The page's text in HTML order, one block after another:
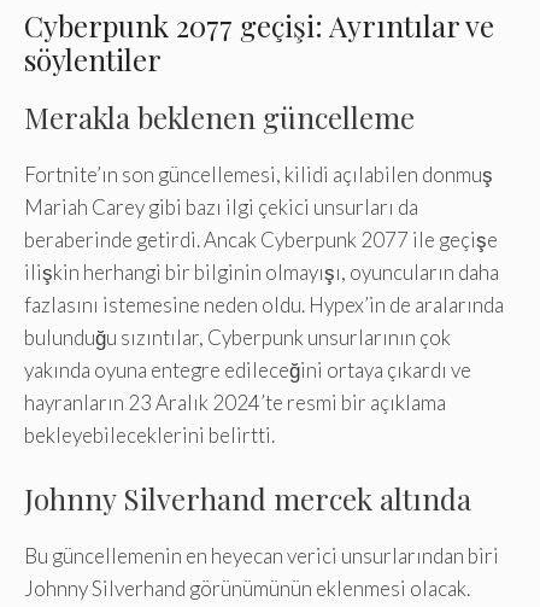
Cyberpunk 2077 geçişi: Ayrıntılar ve
söylentiler
Merakla beklenen güncelleme
Fortnite’ın son güncellemesi, kilidi açılabilen donmuş
Mariah Carey gibi bazı ilgi çekici unsurları da
beraberinde getirdi. Ancak Cyberpunk 2077 ile geçişe
ilişkin herhangi bir bilginin olmayışı, oyuncuların daha
fazlasını istemesine neden oldu. Hypex’in de aralarında
bulunduğu sızıntılar, Cyberpunk unsurlarının çok
yakında oyuna entegre edileceğini ortaya çıkardı ve
hayranların 23 Aralık 2024’te resmi bir açıklama
bekleyebileceklerini belirtti.
Johnny Silverhand mercek altında
Bu güncellemenin en heyecan verici unsurlarından biri
Johnny Silverhand görünümünün eklenmesi olacak.